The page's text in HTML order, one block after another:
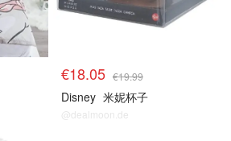
€18.05 €19.99
Disney 米妮杯子
@dealmoon.de